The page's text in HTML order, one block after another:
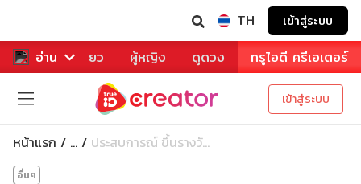
TH เข้าสู่ระบบ
อ่าน
หาร ท่องเที่ยว ผู้หญิง ดูดวง ทรูไอดี ครีเอเตอร์
เข้าสู่ระบบ
หน้าแรก ... ประสบการณ์ ขึ้นรางวั...
อื่นๆ